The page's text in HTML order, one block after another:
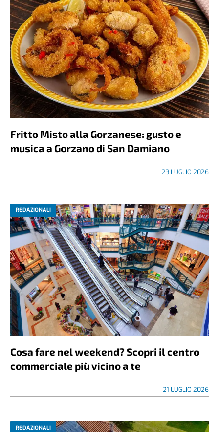
Fritto Misto alla Gorzanese: gusto e
musica a Gorzano di San Damiano
23 LUGLIO 2026
REDAZIONALI
Cosa fare nel weekend? Scopri il centro
commerciale più vicino a te
21 LUGLIO 2026
REDAZIONALI